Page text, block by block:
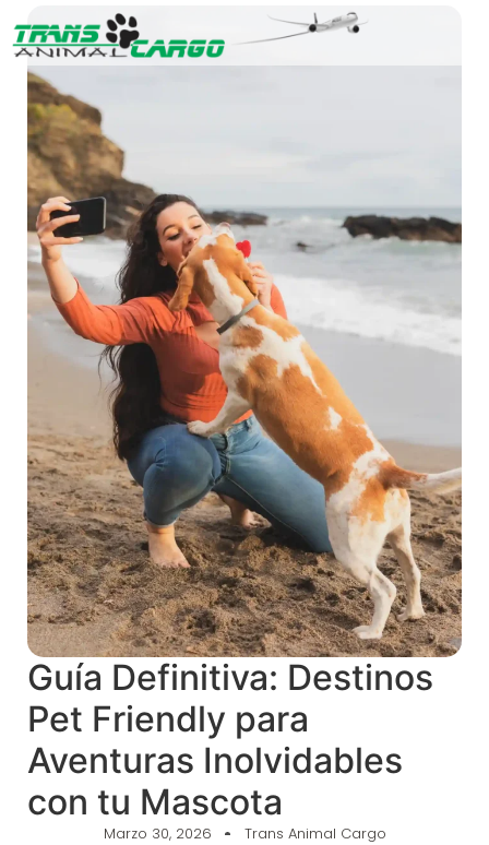
Guía Definitiva: Destinos
Pet Friendly para
Aventuras Inolvidables
con tu Mascota
Marzo 30, 2026 Trans Animal Cargo